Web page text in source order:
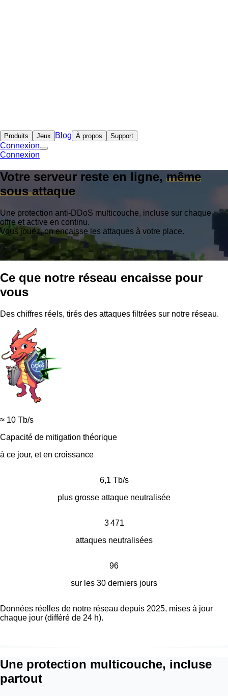
Produits Jeux Blog À propos Support
Connexion
Connexion
Votre serveur reste en ligne, même
sous attaque
Une protection anti-DDoS multicouche, incluse sur chaque
offre et active en continu.
Vous jouez, on encaisse les attaques à votre place.
Ce que notre réseau encaisse pour
vous
Des chiffres réels, tirés des attaques filtrées sur notre réseau.
≈ 10 Tb/s
Capacité de mitigation théorique
à ce jour, et en croissance
6,1 Tb/s
plus grosse attaque neutralisée
3 471
attaques neutralisées
96
sur les 30 derniers jours
Données réelles de notre réseau depuis 2025, mises à jour
chaque jour (différé de 24 h).
Une protection multicouche, incluse
partout